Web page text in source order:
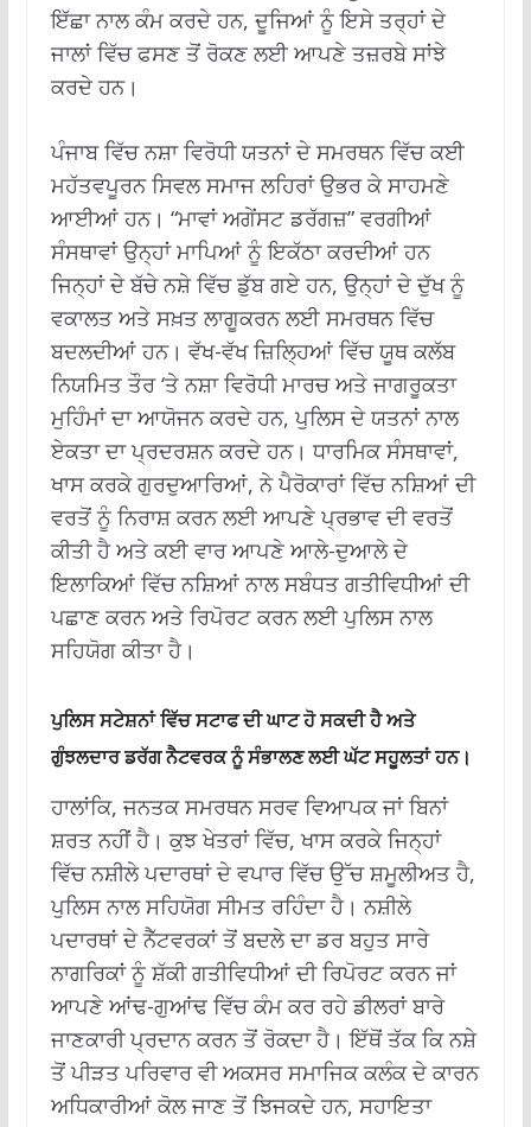
ਇੱਛਾ ਨਾਲ ਕੰਮ ਕਰਦੇ ਹਨ, ਦੂਜਿਆਂ ਨੂੰ ਇਸੇ ਤਰ੍ਹਾਂ ਦੇ
ਜਾਲਾਂ ਵਿੱਚ ਫਸਣ ਤੋਂ ਰੋਕਣ ਲਈ ਆਪਣੇ ਤਜ਼ਰਬੇ ਸਾਂਝੇ
ਕਰਦੇ ਹਨ।
ਪੰਜਾਬ ਵਿੱਚ ਨਸ਼ਾ ਵਿਰੋਧੀ ਯਤਨਾਂ ਦੇ ਸਮਰਥਨ ਵਿੱਚ ਕਈ
ਮਹੱਤਵਪੂਰਨ ਸਿਵਲ ਸਮਾਜ ਲਹਿਰਾਂ ਉਭਰ ਕੇ ਸਾਹਮਣੇ
ਆਈਆਂ ਹਨ। “ਮਾਵਾਂ ਅਗੇਂਸਟ ਡਰੱਗਜ਼” ਵਰਗੀਆਂ
ਸੰਸਥਾਵਾਂ ਉਨ੍ਹਾਂ ਮਾਪਿਆਂ ਨੂੰ ਇਕੱਠਾ ਕਰਦੀਆਂ ਹਨ
ਜਿਨ੍ਹਾਂ ਦੇ ਬੱਚੇ ਨਸ਼ੇ ਵਿੱਚ ਡੁੱਬ ਗਏ ਹਨ, ਉਨ੍ਹਾਂ ਦੇ ਦੁੱਖ ਨੂੰ
ਵਕਾਲਤ ਅਤੇ ਸਖ਼ਤ ਲਾਗੂਕਰਨ ਲਈ ਸਮਰਥਨ ਵਿੱਚ
ਬਦਲਦੀਆਂ ਹਨ। ਵੱਖ-ਵੱਖ ਜ਼ਿਲ੍ਹਿਆਂ ਵਿੱਚ ਯੂਥ ਕਲੱਬ
ਨਿਯਮਿਤ ਤੌਰ ‘ਤੇ ਨਸ਼ਾ ਵਿਰੋਧੀ ਮਾਰਚ ਅਤੇ ਜਾਗਰੂਕਤਾ
ਮੁਹਿੰਮਾਂ ਦਾ ਆਯੋਜਨ ਕਰਦੇ ਹਨ, ਪੁਲਿਸ ਦੇ ਯਤਨਾਂ ਨਾਲ
ਏਕਤਾ ਦਾ ਪ੍ਰਦਰਸ਼ਨ ਕਰਦੇ ਹਨ। ਧਾਰਮਿਕ ਸੰਸਥਾਵਾਂ,
ਖਾਸ ਕਰਕੇ ਗੁਰਦੁਆਰਿਆਂ, ਨੇ ਪੈਰੋਕਾਰਾਂ ਵਿੱਚ ਨਸ਼ਿਆਂ ਦੀ
ਵਰਤੋਂ ਨੂੰ ਨਿਰਾਸ਼ ਕਰਨ ਲਈ ਆਪਣੇ ਪ੍ਰਭਾਵ ਦੀ ਵਰਤੋਂ
ਕੀਤੀ ਹੈ ਅਤੇ ਕਈ ਵਾਰ ਆਪਣੇ ਆਲੇ-ਦੁਆਲੇ ਦੇ
ਇਲਾਕਿਆਂ ਵਿੱਚ ਨਸ਼ਿਆਂ ਨਾਲ ਸਬੰਧਤ ਗਤੀਵਿਧੀਆਂ ਦੀ
ਪਛਾਣ ਕਰਨ ਅਤੇ ਰਿਪੋਰਟ ਕਰਨ ਲਈ ਪੁਲਿਸ ਨਾਲ
ਸਹਿਯੋਗ ਕੀਤਾ ਹੈ।
ਪੁਲਿਸ ਸਟੇਸ਼ਨਾਂ ਵਿੱਚ ਸਟਾਫ ਦੀ ਘਾਟ ਹੋ ਸਕਦੀ ਹੈ ਅਤੇ
ਗੁੰਝਲਦਾਰ ਡਰੱਗ ਨੈਟਵਰਕ ਨੂੰ ਸੰਭਾਲਣ ਲਈ ਘੱਟ ਸਹੂਲਤਾਂ ਹਨ।
ਹਾਲਾਂਕਿ, ਜਨਤਕ ਸਮਰਥਨ ਸਰਵ ਵਿਆਪਕ ਜਾਂ ਬਿਨਾਂ
ਸ਼ਰਤ ਨਹੀਂ ਹੈ। ਕੁਝ ਖੇਤਰਾਂ ਵਿੱਚ, ਖਾਸ ਕਰਕੇ ਜਿਨ੍ਹਾਂ
ਵਿੱਚ ਨਸ਼ੀਲੇ ਪਦਾਰਥਾਂ ਦੇ ਵਪਾਰ ਵਿੱਚ ਉੱਚ ਸ਼ਮੂਲੀਅਤ ਹੈ,
ਪੁਲਿਸ ਨਾਲ ਸਹਿਯੋਗ ਸੀਮਤ ਰਹਿੰਦਾ ਹੈ। ਨਸ਼ੀਲੇ
ਪਦਾਰਥਾਂ ਦੇ ਨੈੱਟਵਰਕਾਂ ਤੋਂ ਬਦਲੇ ਦਾ ਡਰ ਬਹੁਤ ਸਾਰੇ
ਨਾਗਰਿਕਾਂ ਨੂੰ ਸ਼ੱਕੀ ਗਤੀਵਿਧੀਆਂ ਦੀ ਰਿਪੋਰਟ ਕਰਨ ਜਾਂ
ਆਪਣੇ ਆਂਢ-ਗੁਆਂਢ ਵਿੱਚ ਕੰਮ ਕਰ ਰਹੇ ਡੀਲਰਾਂ ਬਾਰੇ
ਜਾਣਕਾਰੀ ਪ੍ਰਦਾਨ ਕਰਨ ਤੋਂ ਰੋਕਦਾ ਹੈ। ਇੱਥੋਂ ਤੱਕ ਕਿ ਨਸ਼ੇ
ਤੋਂ ਪੀੜਤ ਪਰਿਵਾਰ ਵੀ ਅਕਸਰ ਸਮਾਜਿਕ ਕਲੰਕ ਦੇ ਕਾਰਨ
ਅਧਿਕਾਰੀਆਂ ਕੋਲ ਜਾਣ ਤੋਂ ਝਿਜਕਦੇ ਹਨ, ਸਹਾਇਤਾ